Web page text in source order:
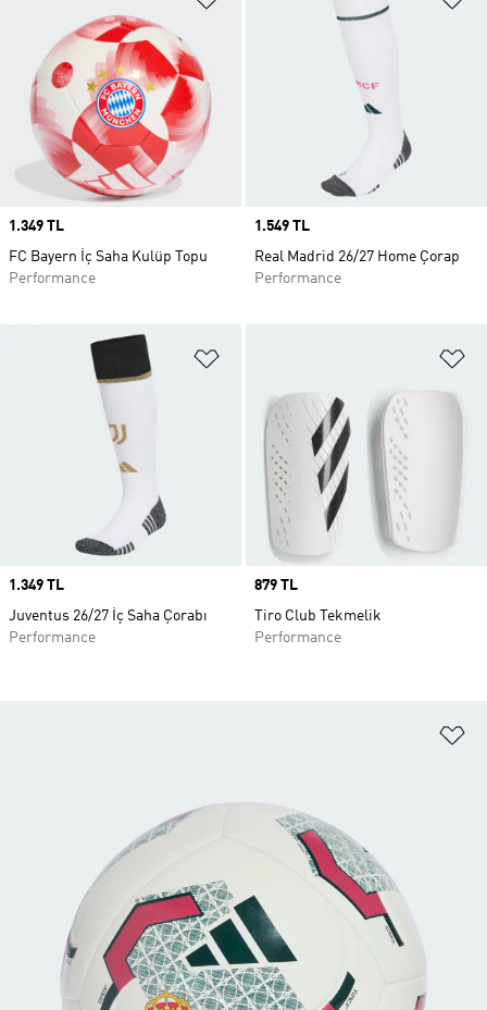
Price
1.349 TL
FC Bayern İç Saha Kulüp Topu
Performance
Price
1.549 TL
Real Madrid 26/27 Home Çorap
Performance
Price
1.349 TL
Juventus 26/27 İç Saha Çorabı
Performance
Price
879 TL
Tiro Club Tekmelik
Performance